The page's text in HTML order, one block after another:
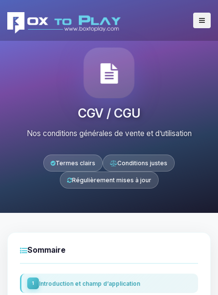
CGV / CGU
Nos conditions générales de vente et d’utilisation
Termes clairs Conditions justes
Régulièrement mises à jour
Sommaire
1 Introduction et champ d’application